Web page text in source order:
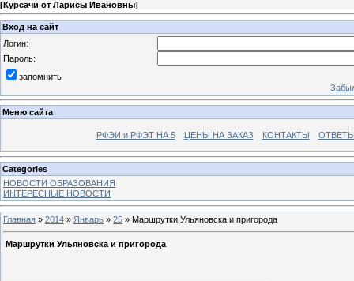
[Курсачи от Ларисы Ивановны]
Вход на сайт
Логин:
Пароль:
запомнить
Меню сайта
РФЭИ и РФЭТ НА 5 ЦЕНЫ НА ЗАКАЗ КОНТАКТЫ
Categories
НОВОСТИ ОБРАЗОВАНИЯ
ИНТЕРЕСНЫЕ НОВОСТИ
Главная » 2014 » Январь » 25 » Маршрутки Ульяновска и пригорода
Маршрутки Ульяновска и пригорода